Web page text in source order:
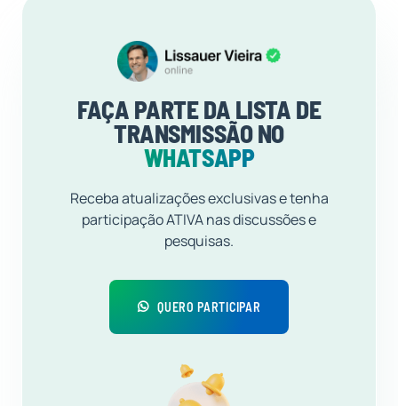
FAÇA PARTE DA LISTA DE
TRANSMISSÃO NO
WHATSAPP
Receba atualizações exclusivas e tenha
participação ATIVA nas discussões e
pesquisas.
QUERO PARTICIPAR